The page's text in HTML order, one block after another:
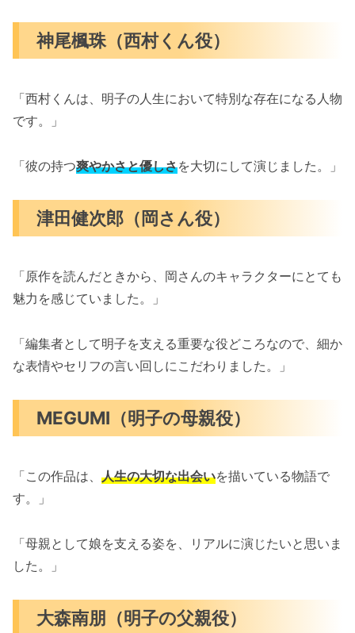
神尾楓珠（西村くん役）
「西村くんは、明子の人生において特別な存在になる人物
です。」
「彼の持つ爽やかさと優しさを大切にして演じました。」
津田健次郎（岡さん役）
「原作を読んだときから、岡さんのキャラクターにとても
魅力を感じていました。」
「編集者として明子を支える重要な役どころなので、細か
な表情やセリフの言い回しにこだわりました。」
MEGUMI（明子の母親役）
「この作品は、 人生の大切な出会いを描いている物語で
す。」
「母親として娘を支える姿を、リアルに演じたいと思いま
した。」
大森南朋（明子の父親役）